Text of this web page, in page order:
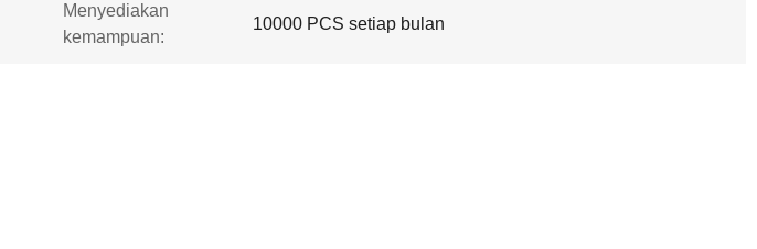
Menyediakan
kemampuan:
10000 PCS setiap bulan